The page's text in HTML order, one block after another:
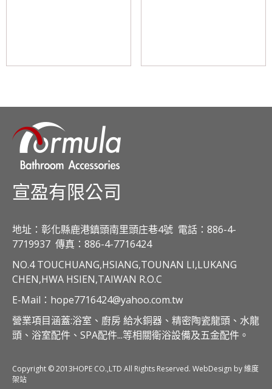
宣盈有限公司
地址：彰化縣鹿港鎮頭南里頭庄巷4號 電話：886-4-
7719937 傳真：886-4-7716424
NO.4 TOUCHUANG,HSIANG,TOUNAN LI,LUKANG
CHEN,HWA HSIEN,TAIWAN R.O.C
E-Mail：hope7716424@yahoo.com.tw
營業項目涵蓋:浴室、廚房 給水銅器、精密陶瓷龍頭、水龍
頭、浴室配件、SPA配件...等相關衛浴設備及五金配件。
Copyright © 2013HOPE CO.,LTD All Rights Reserved. WebDesign by 維度
架站